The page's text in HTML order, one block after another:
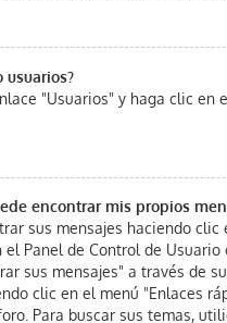
usuarios?
"Usuarios" y haga clic en
encontrar mis propios
sus mensajes haciendo clic
el Panel de Control de
sus mensajes" a través de
clic en el menú "Enlaces
Para buscar sus temas,